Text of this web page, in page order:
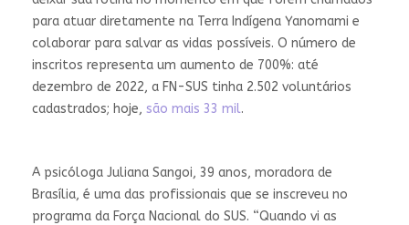
para atuar diretamente na Terra Indígena Yanomami e
colaborar para salvar as vidas possíveis. O número de
inscritos representa um aumento de 700%: até
dezembro de 2022, a FN-SUS tinha 2.502 voluntários
cadastrados; hoje, são mais 33 mil.
A psicóloga Juliana Sangoi, 39 anos, moradora de
Brasília, é uma das profissionais que se inscreveu no
programa da Força Nacional do SUS. “Quando vi as